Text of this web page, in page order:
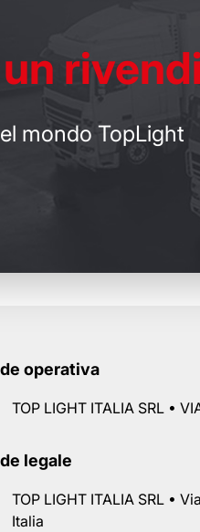
mondo TopLight
operativa
TOP LIGHT ITALIA SRL •
legale
TOP LIGHT ITALIA SRL •
Italia